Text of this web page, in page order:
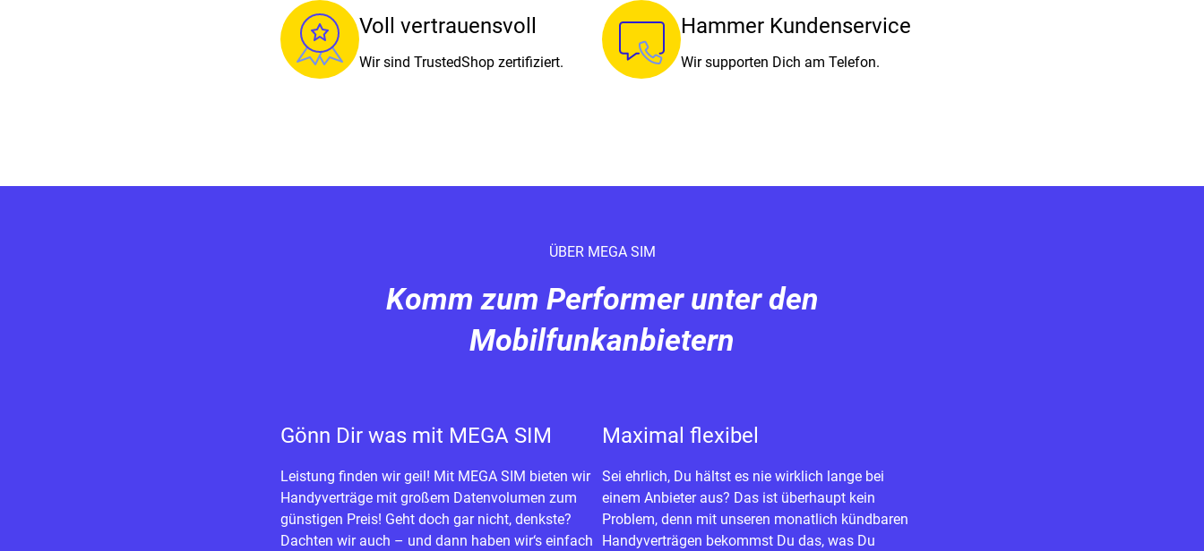
Voll vertrauensvoll
Wir sind TrustedShop zertifiziert.
Hammer Kundenservice
Wir supporten Dich am Telefon.
ÜBER MEGA SIM
Komm zum Performer unter den
Mobilfunkanbietern
Gönn Dir was mit MEGA SIM
Leistung finden wir geil! Mit MEGA SIM bieten wir
Handyverträge mit großem Datenvolumen zum
günstigen Preis! Geht doch gar nicht, denkste?
Dachten wir auch – und dann haben wir‘s einfach
Maximal flexibel
Sei ehrlich, Du hältst es nie wirklich lange bei
einem Anbieter aus? Das ist überhaupt kein
Problem, denn mit unseren monatlich kündbaren
Handyverträgen bekommst Du das, was Du